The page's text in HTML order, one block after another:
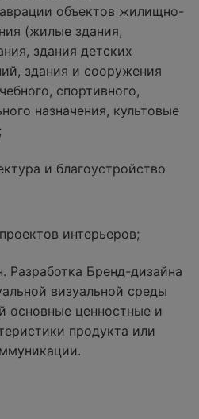
объектов жилищно-
(жилые здания,
здания детских
здания и сооружения
спортивного,
назначения, культовые
и благоустройство
интерьеров;
Разработка Бренд-дизайна
визуальной среды
основные ценностные и
продукта или